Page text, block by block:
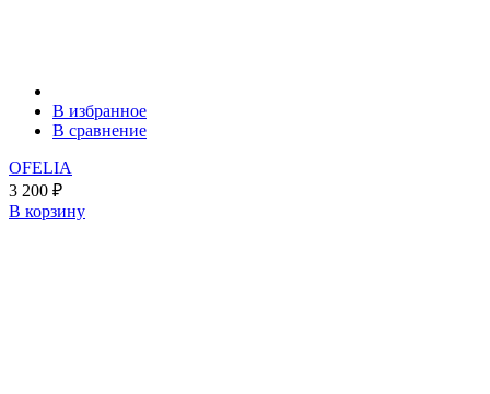
В избранное
В сравнение
OFELIA
3 200 ₽
В корзину